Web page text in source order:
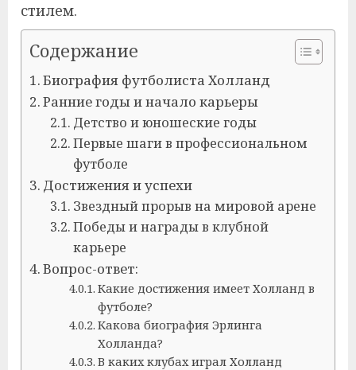
стилем.
Содержание
Биография футболиста Холланд
Ранние годы и начало карьеры
Детство и юношеские годы
Первые шаги в профессиональном
футболе
Достижения и успехи
Звездный прорыв на мировой арене
Победы и награды в клубной
карьере
Вопрос-ответ:
Какие достижения имеет Холланд в
футболе?
Какова биография Эрлинга
Холланда?
В каких клубах играл Холланд